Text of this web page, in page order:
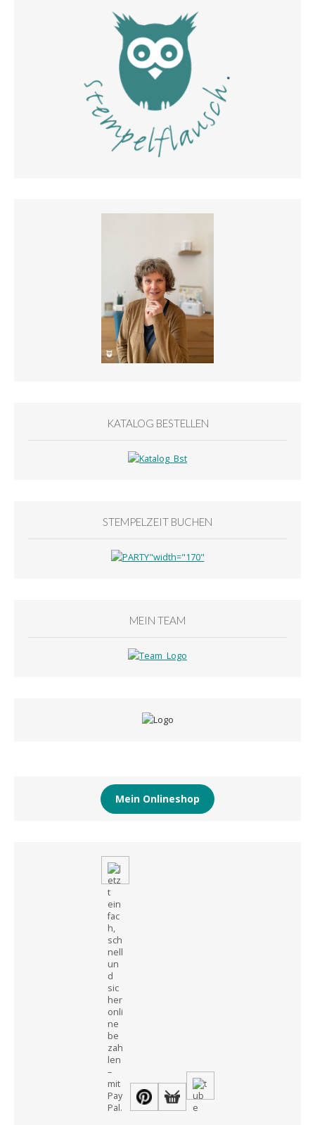
KATALOG BESTELLEN
STEMPELZEIT BUCHEN
MEIN TEAM
Mein Onlineshop